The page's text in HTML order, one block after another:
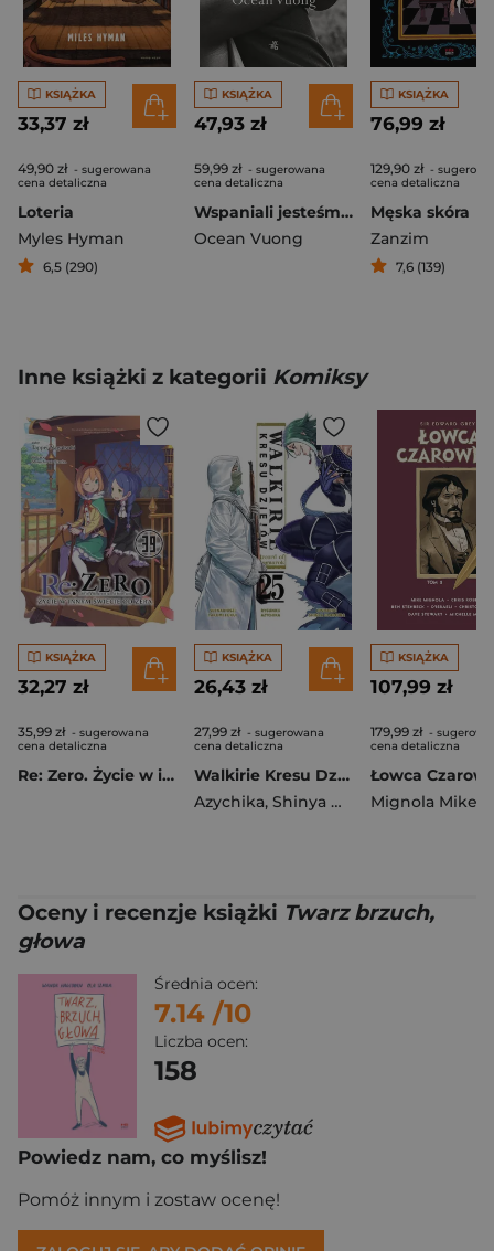
KSIĄŻKA
33,37 zł
49,90 zł - sugerowana
cena detaliczna
Loteria
Myles Hyman
6,5 (290)
KSIĄŻKA
47,93 zł
59,99 zł - sugerowana
cena detaliczna
Wspaniali jesteśmy tylko przez chwilę
Ocean Vuong
KSIĄŻKA
76,99 zł
129,90 zł -
cena detaliczna
Męska skóra
Zanzim
7,6 (139)
Inne książki z kategorii Komiksy
KSIĄŻKA
32,27 zł
35,99 zł - sugerowana
cena detaliczna
Re: Zero. Życie w innym świecie od zera. Light Novel. Tom 39
KSIĄŻKA
26,43 zł
27,99 zł - sugerowana
cena detaliczna
Walkirie Kresu Dziejów Record of Ragnarok. Tom 25
Azychika, Shinya Umemura
KSIĄŻKA
107,99 zł
179,99 zł -
cena detaliczna
Mignola Mike
Oceny i recenzje książki Twarz brzuch,
głowa
Średnia ocen:
7.14 /10
Liczba ocen:
158
Powiedz nam, co myślisz!
Pomóż innym i zostaw ocenę!